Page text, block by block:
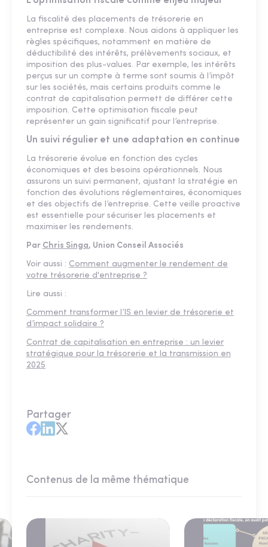
La fiscalité des placements de trésorerie en
entreprise est complexe. Nous aidons à appliquer les
règles spécifiques, notamment en matière de
déductibilité des intérêts, prélèvements sociaux, et
imposition des plus-values. Par exemple, les intérêts
perçus sur un compte à terme sont soumis à l’impôt
sur les sociétés, mais certains produits comme le
contrat de capitalisation permett de différer cette
imposition. Cette optimisation fiscale peut
représenter un gain significatif pour l’entreprise.
Un suivi régulier et une adaptation en continue
La trésorerie évolue en fonction des cycles
économiques et des besoins opérationnels. Nous
assurons un suivi permanent, ajustant la stratégie en
fonction des évolutions réglementaires, économiques
et des objectifs de l’entreprise. Cette veille proactive
est essentielle pour sécuriser les placements et
maximiser les rendements.
Par Chris Singa, Union Conseil Associés
Voir aussi : Comment augmenter le rendement de
votre trésorerie d'entreprise ?
Lire aussi :
Comment transformer l’IS en levier de trésorerie et
d’impact solidaire ?
Contrat de capitalisation en entreprise : un levier
stratégique pour la trésorerie et la transmission en
2025
Partager
Contenus de la même thématique